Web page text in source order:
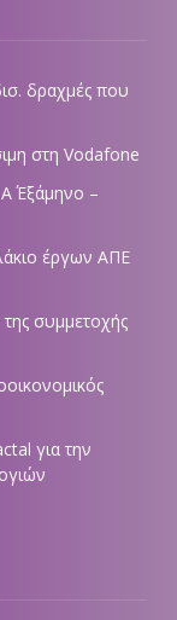
δραχμές που
στη Vodafone
Εξάμηνο –
έργων ΑΠΕ
συμμετοχής
για την